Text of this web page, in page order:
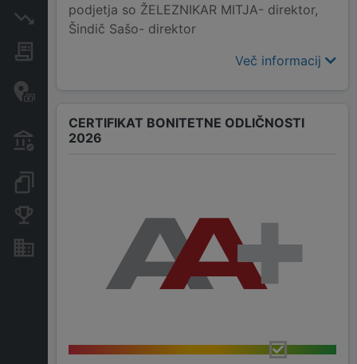
Insolvenčni postopki
Transakcije iz državnega
Nepremičnine in sredstva
podjetja so ŽELEZNIKAR MITJA- direktor,
Šindič Sašo- direktor
Več informacij
CERTIFIKAT BONITETNE ODLIČNOSTI
2026